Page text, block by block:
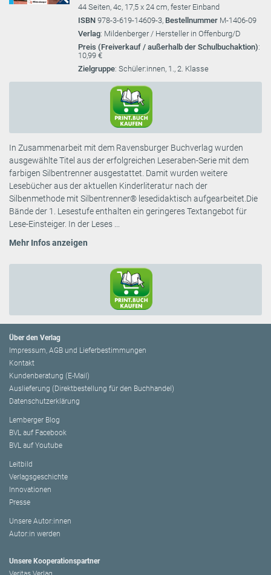
44 Seiten, 4c, 17,5 x 24 cm, fester Einband
ISBN 978-3-619-14609-3, Bestellnummer M-1406-09
Verlag: Mildenberger / Hersteller in Offenburg/D
Preis (Freiverkauf / außerhalb der Schulbuchaktion):
10,99 €
Zielgruppe: Schüler:innen, 1., 2. Klasse
In Zusammenarbeit mit dem Ravensburger Buchverlag wurden
ausgewählte Titel aus der erfolgreichen Leseraben-Serie mit dem
farbigen Silbentrenner ausgestattet. Damit wurden weitere
Lesebücher aus der aktuellen Kinderliteratur nach der
Silbenmethode mit Silbentrenner® lesedidaktisch aufgearbeitet.Die
Bände der 1. Lesestufe enthalten ein geringeres Textangebot für
Lese-Einsteiger. In der Leses ...
Mehr Infos anzeigen
Über den Verlag
Impressum, AGB und Lieferbestimmungen
Kontakt
Kundenberatung (E-Mail)
Auslieferung (Direktbestellung für den Buchhandel)
Datenschutzerklärung
Lemberger Blog
BVL auf Facebook
BVL auf Youtube
Leitbild
Verlagsgeschichte
Innovationen
Presse
Unsere Autor:innen
Autor:in werden
Unsere Kooperationspartner